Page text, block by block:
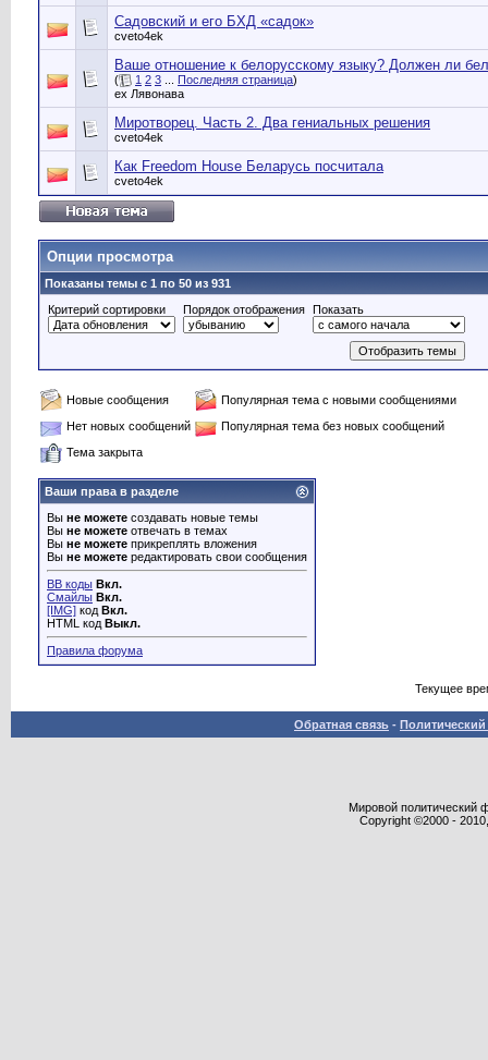
Садовский и его БХД «садок»
cveto4ek
Ваше отношение к белорусскому языку? Должен ли
( 1 2 3 Последняя страница)
ex Лявонава
Миротворец. Часть 2. Два гениальных решения
cveto4ek
Как Freedom House Беларусь посчитала
cveto4ek
Опции просмотра
Показаны темы с 1 по 50 из 931
Критерий сортировки
Порядок отображения Показать
Новые сообщения
Популярная тема с новыми сообщениями
Нет новых сообщений
Популярная тема без новых сообщений
Тема закрыта
Ваши права в разделе
Вы не можете создавать новые темы
Вы не можете отвечать в темах
Вы не можете прикреплять вложения
Вы не можете редактировать свои сообщения
BB коды Вкл.
Смайлы Вкл.
[IMG] код Вкл.
HTML код Выкл.
Правила форума
Текущее
Обратная связь -
Мировой политический
Copyright ©2000 -